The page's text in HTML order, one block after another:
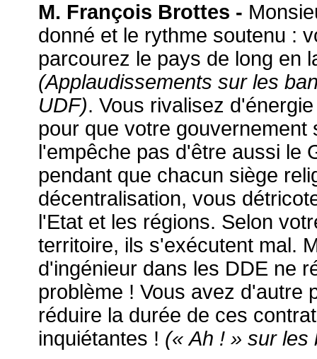
M. François Brottes -
donné et le rythme soutenu :
parcourez le pays de long en
(Applaudissements sur les
UDF). Vous rivalisez
pour que votre gouvernement
l'empêche pas d'être aussi le
pendant que chacun siège
décentralisation, vous
l'Etat et les régions. Selon
territoire, ils s'exécutent mal.
d'ingénieur dans les DDE ne
problème ! Vous avez d'autre
réduire la durée de ces
inquiétantes ! (« Ah ! » sur les